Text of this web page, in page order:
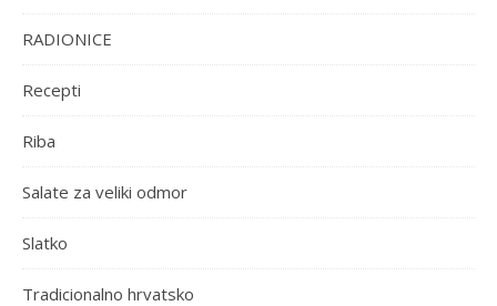
RADIONICE
Recepti
Riba
Salate za veliki odmor
Slatko
Tradicionalno hrvatsko